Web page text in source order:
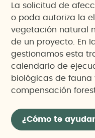
La solicitud de
o poda autoriza la
vegetación natural
de un proyecto. En
gestionamos esta
calendario de
biológicas de
compensación
¿Cómo te